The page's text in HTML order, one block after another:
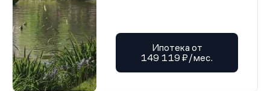
Ипотека от
149 119 ₽/мес.